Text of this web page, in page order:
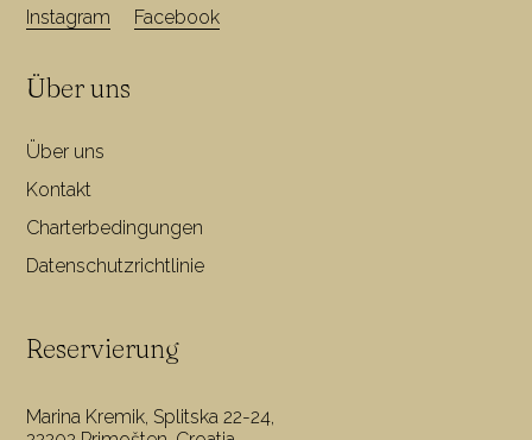
Instagram Facebook
Über uns
Über uns
Kontakt
Charterbedingungen
Datenschutzrichtlinie
Reservierung
Marina Kremik, Splitska 22-24,